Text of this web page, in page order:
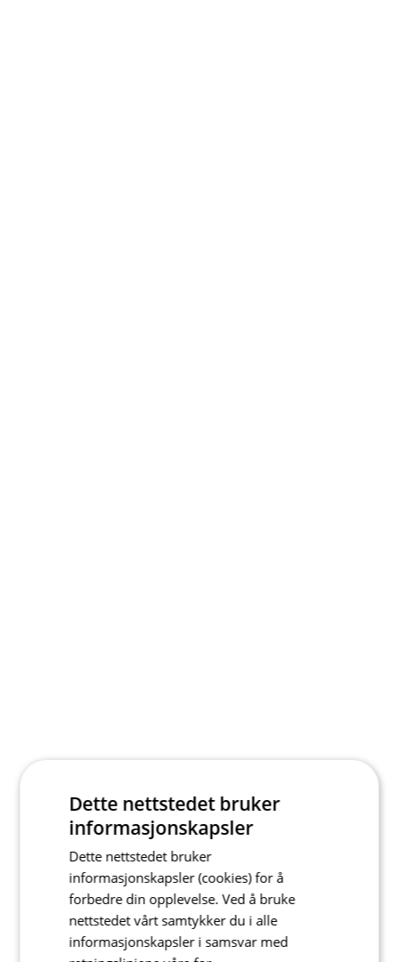
Dette nettstedet bruker
informasjonskapsler
Dette nettstedet bruker
informasjonskapsler (cookies) for å
forbedre din opplevelse. Ved å bruke
nettstedet vårt samtykker du i alle
informasjonskapsler i samsvar med